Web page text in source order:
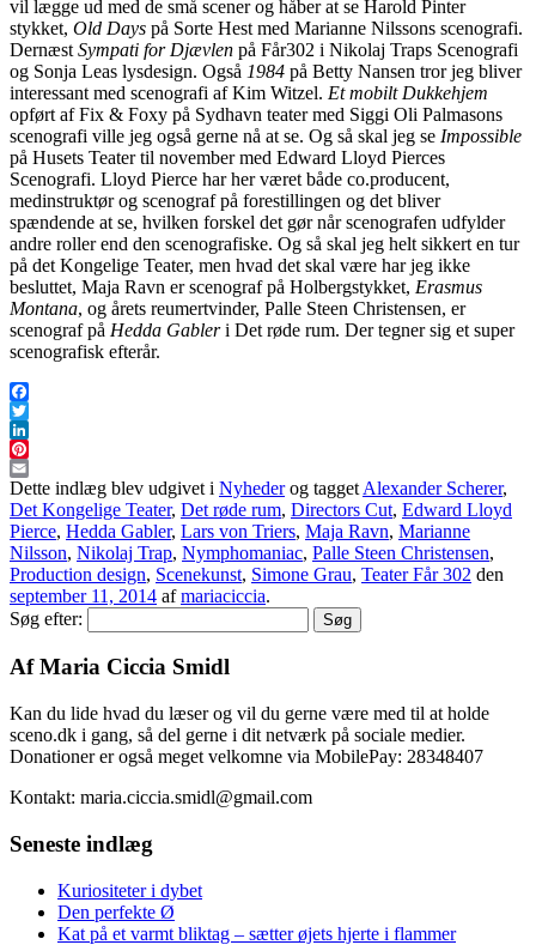
vil lægge ud med de små scener og håber at se Harold Pinter
stykket, Old Days på Sorte Hest med Marianne Nilssons scenografi.
Dernæst Sympati for Djævlen på Får302 i Nikolaj Traps Scenografi
og Sonja Leas lysdesign. Også 1984 på Betty Nansen tror jeg bliver
interessant med scenografi af Kim Witzel. Et mobilt Dukkehjem
opført af Fix & Foxy på Sydhavn teater med Siggi Oli Palmasons
scenografi ville jeg også gerne nå at se. Og så skal jeg se Impossible
på Husets Teater til november med Edward Lloyd Pierces
Scenografi. Lloyd Pierce har her været både co.producent,
medinstruktør og scenograf på forestillingen og det bliver
spændende at se, hvilken forskel det gør når scenografen udfylder
andre roller end den scenografiske. Og så skal jeg helt sikkert en tur
på det Kongelige Teater, men hvad det skal være har jeg ikke
besluttet, Maja Ravn er scenograf på Holbergstykket, Erasmus
Montana, og årets reumertvinder, Palle Steen Christensen, er
scenograf på Hedda Gableri Det røde rum. Der tegner sig et super
scenografisk efterår.
Facebook
Twitter
LinkedIn
Pinterest
Email
Dette indlæg blev udgivet i Nyhederog tagget Alexander Scherer,
Det Kongelige Teater, Det røde rum, Directors Cut, Edward Lloyd
Pierce, Hedda Gabler, Lars von Triers, Maja Ravn, Marianne
Nilsson, Nikolaj Trap, Nymphomaniac, Palle Steen Christensen,
Production design, Scenekunst, Simone Grau, Teater Får 302 den
september 11, 2014 afmariaciccia.
Søg efter:
Af Maria Ciccia Smidl
Kan du lide hvad du læser og vil du gerne være med til at holde
sceno.dk i gang, så del gerne i dit netværk på sociale medier.
Donationer er også meget velkomne via MobilePay: 28348407
Kontakt: maria.ciccia.smidl@gmail.com
Seneste indlæg
Kuriositeter i dybet
Den perfekte Ø
Kat på et varmt bliktag – sætter øjets hjerte i flammer